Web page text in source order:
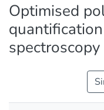
Optimised
spectroscopy